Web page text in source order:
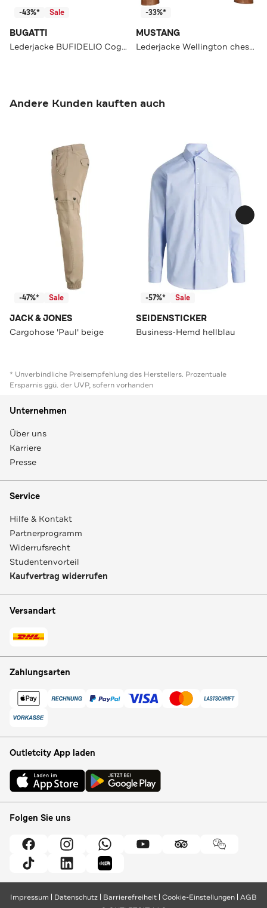
-43%* Sale
BUGATTI
Lederjacke BUFIDELIO Cognac
-33%*
MUSTANG
Lederjacke Wellington chestnut
Andere Kunden kauften auch
-47%* Sale
JACK & JONES
Cargohose 'Paul' beige
-57%* Sale
SEIDENSTICKER
Business-Hemd hellblau
* Unverbindliche Preisempfehlung des Herstellers. Prozentuale
Ersparnis ggü. der UVP, sofern vorhanden
Unternehmen
Über uns
Karriere
Presse
Service
Hilfe & Kontakt
Partnerprogramm
Widerrufsrecht
Studentenvorteil
Kaufvertrag widerrufen
Versandart
Zahlungsarten
Outletcity App laden
Folgen Sie uns
Impressum Datenschutz Barrierefreiheit Cookie-Einstellungen AGB